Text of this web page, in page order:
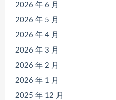
2026 年 6 月
2026 年 5 月
2026 年 4 月
2026 年 3 月
2026 年 2 月
2026 年 1 月
2025 年 12 月